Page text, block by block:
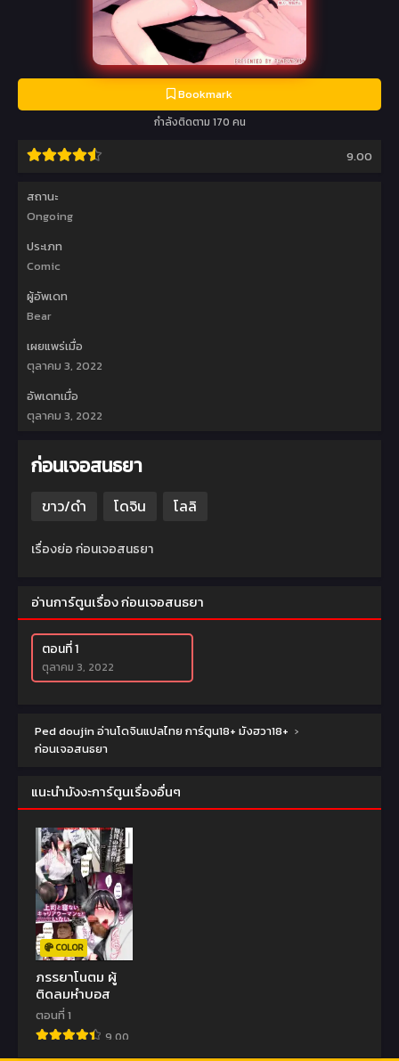
Bookmark
กำลังติดตาม 170 คน
9.00
สถานะ
Ongoing
ประเภท
Comic
ผู้อัพเดท
Bear
เผยแพร่เมื่อ
ตุลาคม 3, 2022
อัพเดทเมื่อ
ตุลาคม 3, 2022
ก่อนเจอสนธยา
ขาว/ดำ โดจิน โลลิ
เรื่องย่อ ก่อนเจอสนธยา
อ่านการ์ตูนเรื่อง ก่อนเจอสนธยา
ตอนที่ 1
ตุลาคม 3, 2022
Ped doujin อ่านโดจินแปลไทย การ์ตูน18+ มังฮวา18+ ›
ก่อนเจอสนธยา
แนะนำมังงะการ์ตูนเรื่องอื่นๆ
COLOR
ภรรยาโนตม ผู้
ติดลมหำบอส
ตอนที่ 1
9.00